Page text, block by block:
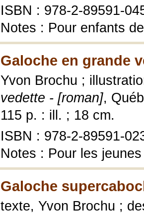
ISBN : 978-2-89591-
Notes : Pour enfants
Galoche en grande
Yvon Brochu ;
vedette - [roman],
115 p. : ill. ; 18 cm.
ISBN : 978-2-89591-
Notes : Pour les
Galoche
texte, Yvon Brochu ;